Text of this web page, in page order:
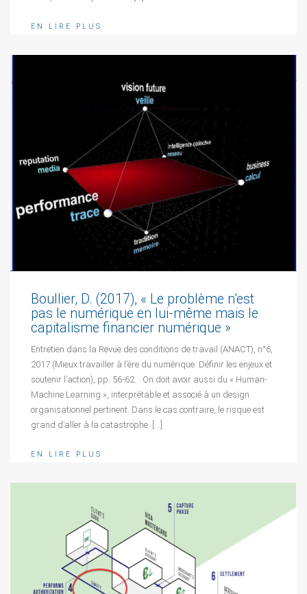
EN LIRE PLUS
Boullier, D. (2017), « Le problème n’est
pas le numérique en lui-même mais le
capitalisme financier numérique »
Entretien dans la Revue des conditions de travail (ANACT), n°6,
2017 (Mieux travailler à l’ère du numérique. Définir les enjeux et
soutenir l’action), pp. 56-62. On doit avoir aussi du « Human-
Machine Learning », interprétable et associé à un design
organisationnel pertinent. Dans le cas contraire, le risque est
grand d’aller à la catastrophe. […]
EN LIRE PLUS